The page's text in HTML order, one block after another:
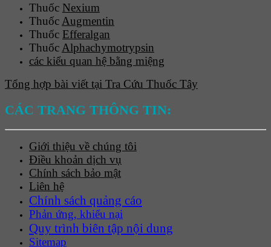
Thuốc Nexium
Thuốc Augmentin
Thuốc Efferalgan
Thuốc Alphachymotrypsin
các kiểu quan hệ bằng miệng
Tổng hợp bài viết tại Tra Cứu Thuốc Tây
CÁC TRANG THÔNG TIN:
Giới thiệu về chúng tôi
Điều khoản dịch vụ
Chính sách bảo mật
Liên hệ
Chính sách quảng cáo
Phản ứng, khiếu nại
Quy trình biên tập nội dung
Sitemap